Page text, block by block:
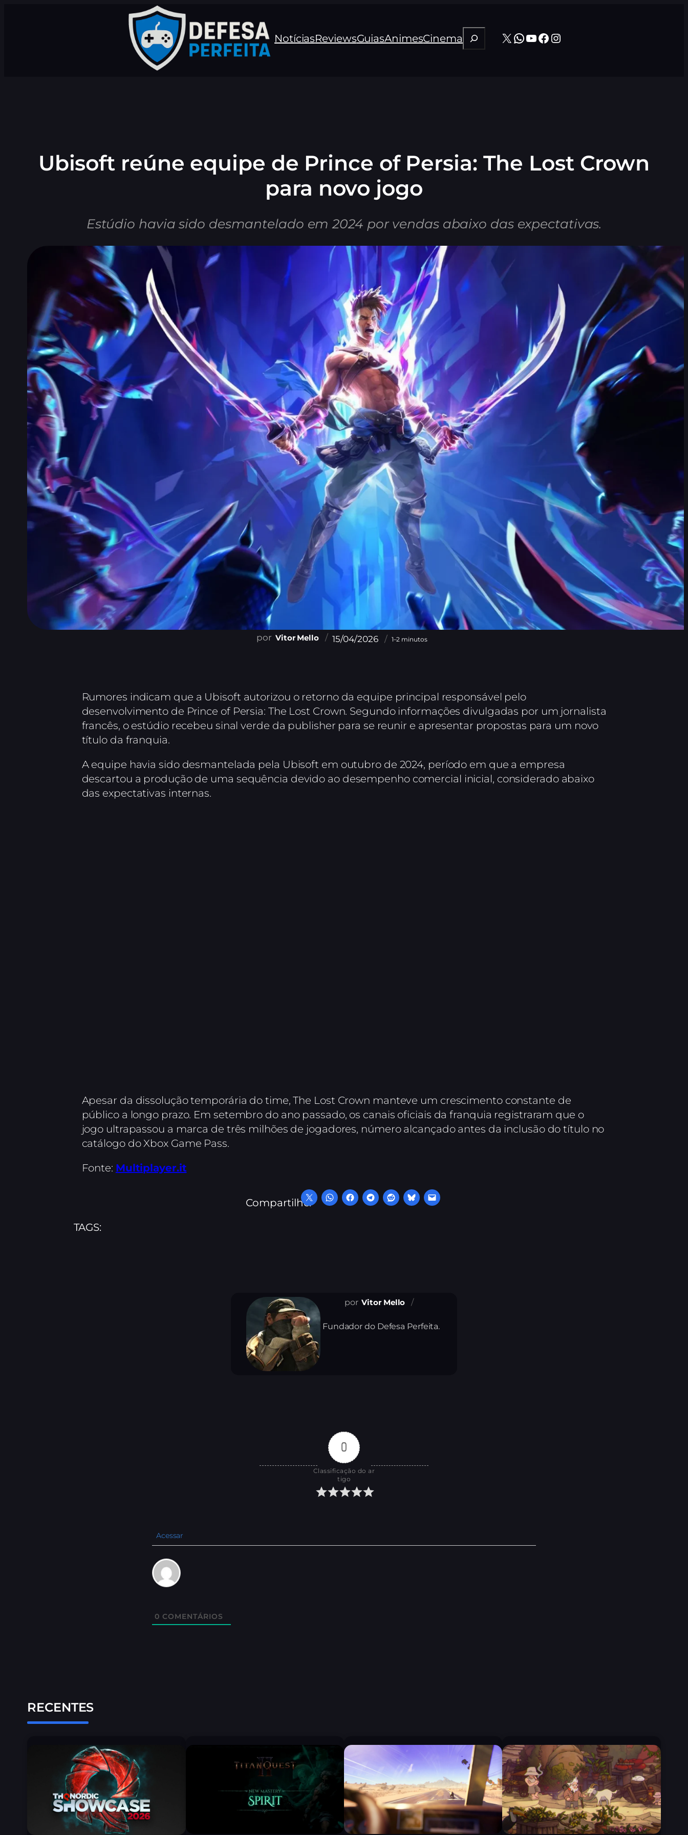
NotíciasReviewsGuiasAnimesCinema Pesquisar
X WhatsApp
Youtube
Facebook
Instagram
Ubisoft reúne equipe de Prince of Persia: The Lost Crown
para novo jogo
Estúdio havia sido desmantelado em 2024 por vendas abaixo das expectativas.
Vitor Mello 15/04/2026 1–2 minutos
Rumores indicam que a Ubisoft autorizou o retorno da equipe principal responsável pelo
desenvolvimento de Prince of Persia: The Lost Crown. Segundo informações divulgadas por um jornalista
francês, o estúdio recebeu sinal verde da publisher para se reunir e apresentar propostas para um novo
título da franquia.
A equipe havia sido desmantelada pela Ubisoft em outubro de 2024, período em que a empresa
descartou a produção de uma sequência devido ao desempenho comercial inicial, considerado abaixo
das expectativas internas.
Apesar da dissolução temporária do time, The Lost Crown manteve um crescimento constante de
público a longo prazo. Em setembro do ano passado, os canais oficiais da franquia registraram que o
jogo ultrapassou a marca de três milhões de jogadores, número alcançado antes da inclusão do título no
catálogo do Xbox Game Pass.
Fonte: Multiplayer.it
Compartilhe:
TAGS:
Vitor Mello
Fundador do Defesa Perfeita.
0
Classificação do ar
tigo
Acessar
0 COMENTÁRIOS
RECENTES